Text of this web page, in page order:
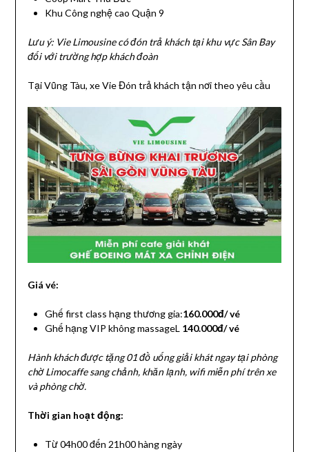
Khu Công nghệ cao Quận 9
Lưu ý: Vie Limousine có đón trả khách tại khu vực Sân Bay
đối với trường hợp khách đoàn
Tại Vũng Tàu, xe Vie Đón trả khách tận nơi theo yêu cầu
Giá vé:
Ghế first class hạng thương gia:160.000đ/ vé
Ghế hạng VIP không massageL 140.000đ/ vé
Hành khách được tặng 01 đồ uống giải khát ngay tại phòng
chờ Limocaffe sang chảnh, khăn lạnh, wifi miễn phí trên xe
và phòng chờ.
Thời gian hoạt động:
Từ 04h00 đến 21h00 hàng ngày